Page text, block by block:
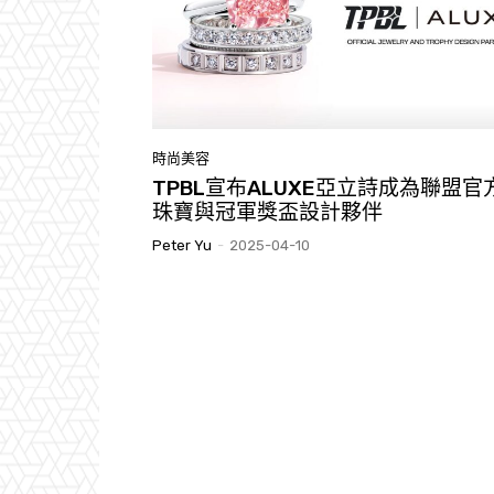
時尚美容
TPBL宣布ALUXE亞立詩成為聯盟官
珠寶與冠軍獎盃設計夥伴
Peter Yu - 2025-04-10